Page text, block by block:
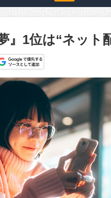
』1位は“ネット